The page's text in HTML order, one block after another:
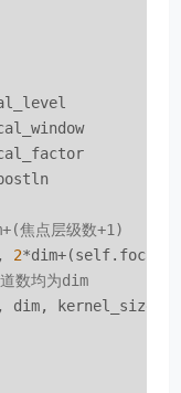
焦点层级数+1)
2
数均为dim
dim, kernel_size=